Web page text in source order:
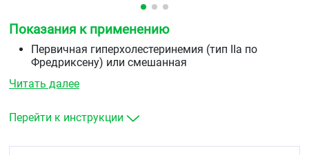
Показания к применению
Первичная гиперхолестеринемия (тип IIа по
Фредриксену) или смешанная
дополнения к диете, когда диета и другие
физические упражнения, снижение массы тела)
Читать далее
Перейти к инструкции